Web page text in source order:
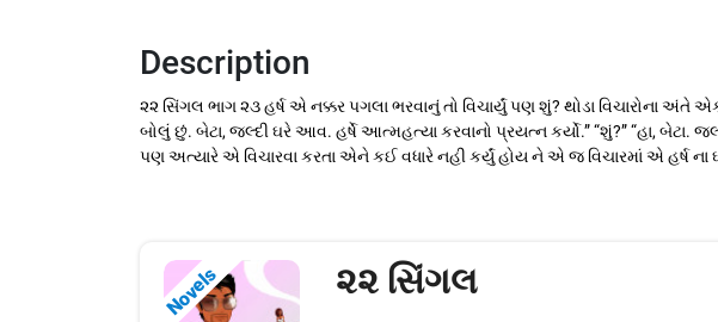
Description
૨૨ સિંગલ ભાગ ૨૩ હર્ષ એ નક્કર પગલા ભરવાનું તો વિચાર્યું પણ શું? થોડા વિચારોના
બોલું છું. બેટા, જલ્દી ઘરે આવ. હર્ષે આત્મહત્યા કરવાનો પ્રયત્ન કર્યો.” “શું?” “હા,
પણ અત્યારે એ વિચારવા કરતા એને કઈ વધારે નહી કર્યું હોય ને એ જ વિચારમાં એ હર્ષ ના
Novels ૨૨ સિંગલ